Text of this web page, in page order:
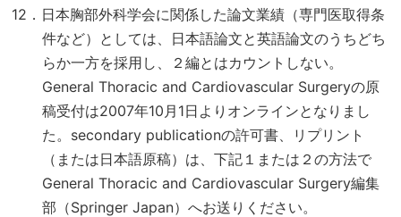
12．日本胸部外科学会に関係した論文業績（専門医取得条
件など）としては、日本語論文と英語論文のうちどち
らか一方を採用し、２編とはカウントしない。
General Thoracic and Cardiovascular Surgeryの原
稿受付は2007年10月1日よりオンラインとなりまし
た。secondary publicationの許可書、リプリント
（または日本語原稿）は、下記１または２の方法で
General Thoracic and Cardiovascular Surgery編集
部（Springer Japan）へお送りください。